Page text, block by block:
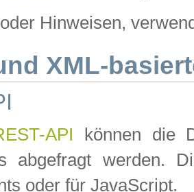
Hinweisen,
XML-
API können die
abgefragt werden.
oder für JavaScript.